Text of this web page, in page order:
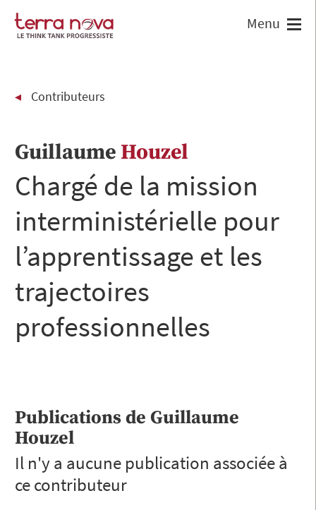
Contributeurs
Guillaume Houzel
Chargé de la mission
interministérielle pour
l’apprentissage et les
trajectoires
professionnelles
Publications de Guillaume
Houzel
Il n'y a aucune publication associée à
ce contributeur